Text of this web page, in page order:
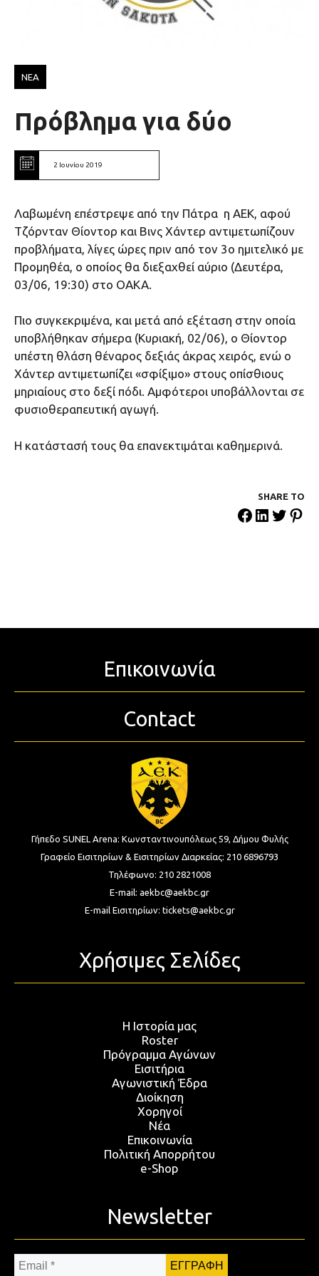
ΝΕΑ
Πρόβλημα για δύο
2 Ιουνίου 2019
Λαβωμένη επέστρεψε από την Πάτρα η ΑΕΚ, αφού
Τζόρνταν Θίοντορ και Βινς Χάντερ αντιμετωπίζουν
προβλήματα, λίγες ώρες πριν από τον 3ο ημιτελικό με
Προμηθέα, ο οποίος θα διεξαχθεί αύριο (Δευτέρα,
03/06, 19:30) στο ΟΑΚΑ.
Πιο συγκεκριμένα, και μετά από εξέταση στην οποία
υποβλήθηκαν σήμερα (Κυριακή, 02/06), ο Θίοντορ
υπέστη θλάση θέναρος δεξιάς άκρας χειρός, ενώ ο
Χάντερ αντιμετωπίζει «σφίξιμο» στους οπίσθιους
μηριαίους στο δεξί πόδι. Αμφότεροι υποβάλλονται σε
φυσιοθεραπευτική αγωγή.
Η κατάστασή τους θα επανεκτιμάται καθημερινά.
SHARE ΤΟ
Επικοινωνία
Contact
Γήπεδο SUNEL Arena: Κωνσταντινουπόλεως 59, Δήμου Φυλής
Γραφείο Εισιτηρίων & Εισιτηρίων Διαρκείας: 210 6896793
Τηλέφωνο: 210 2821008
E-mail: aekbc@aekbc.gr
E-mail Εισιτηρίων: tickets@aekbc.gr
Χρήσιμες Σελίδες
Η Ιστορία μας
Roster
Πρόγραμμα Αγώνων
Εισιτήρια
Αγωνιστική Έδρα
Διοίκηση
Χορηγοί
Νέα
Επικοινωνία
Πολιτική Απορρήτου
e-Shop
Newsletter
Email